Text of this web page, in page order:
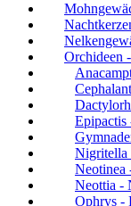
Orchideen
Epipactis
Nigritella
Neotinea
Neottia -
Ophrys -